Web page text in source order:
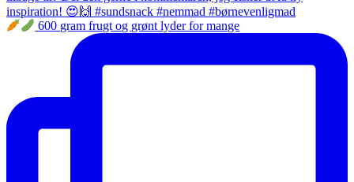
600 gram frugt og grønt lyder for mange